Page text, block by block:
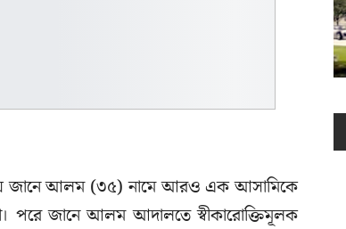
জানে আলম (৩৫) নামে আরও এক আসামিকে
পরে জানে আলম আদালতে স্বীকারোক্তিমূলক